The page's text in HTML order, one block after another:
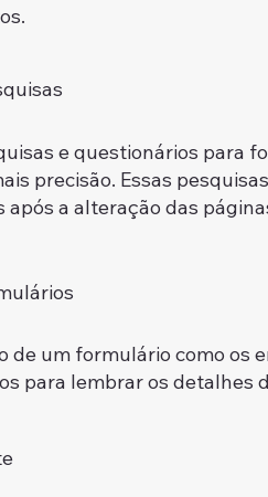
e questionários para
precisão. Essas
precisos após
de um formulário como
para lembrar os detalhes